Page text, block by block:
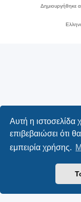
Αυτή η ιστοσελίδα
επιβεβαιώσει ότι
εμπειρία χρήσης.
Δημιουργήθηκε